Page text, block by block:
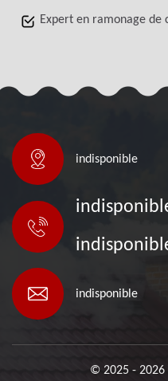
Expert en ramonage de
indisponible
indisponible
© 2025 - 2026